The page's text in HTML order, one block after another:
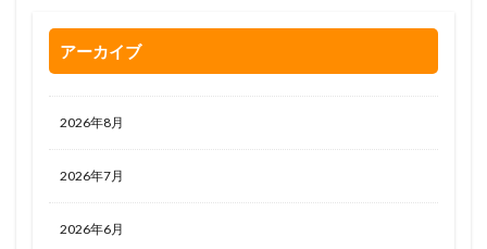
アーカイブ
2026年8月
2026年7月
2026年6月